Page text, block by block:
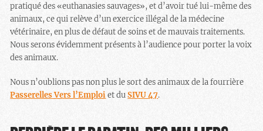
pratiqué des «euthanasies sauvages», et d’avoir tué lui-même des
animaux, ce qui relève d’un exercice illégal de la médecine
vétérinaire, en plus de défaut de soins et de mauvais traitements.
Nous serons évidemment présents à l’audience pour porter la voix
des animaux.
Nous n’oublions pas non plus le sort des animaux de la fourrière
Passerelles Vers l’Emploiet duSIVU 47.